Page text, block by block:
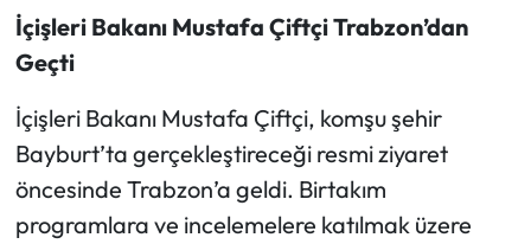
İçişleri Bakanı Mustafa Çiftçi Trabzon’dan
Geçti
İçişleri Bakanı Mustafa Çiftçi, komşu şehir
Bayburt’ta gerçekleştireceği resmi ziyaret
öncesinde Trabzon’a geldi. Birtakım
programlara ve incelemelere katılmak üzere
Mektup Galeri
Ekonomi
Sağlık